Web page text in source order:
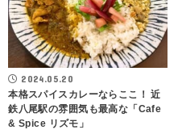
2024.05.20
本格スパイスカレーならここ！ 近
鉄八尾駅の雰囲気も最高な「Cafe
& Spice リズモ」